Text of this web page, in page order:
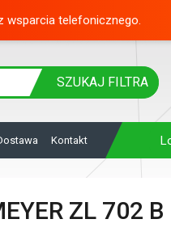
wsparcia telefonicznego.
SZUKAJ FILTRA
Kontakt
ZL 702 B